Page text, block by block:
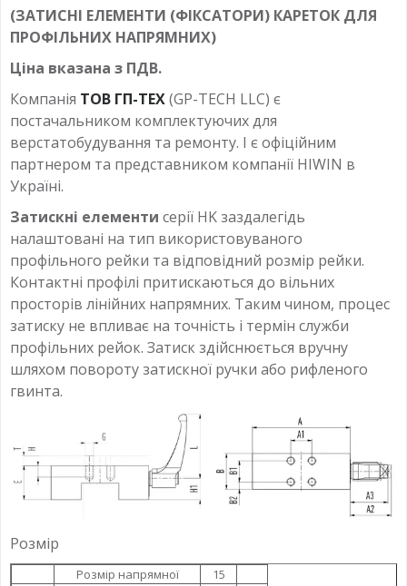
(ЗАТИСНІ ЕЛЕМЕНТИ (ФІКСАТОРИ) КАРЕТОК ДЛЯ
ПРОФІЛЬНИХ НАПРЯМНИХ)
Ціна вказана з ПДВ.
Компанія ТОВ ГП-ТЕХ(GP-TECH LLC) є
постачальником комплектуючих для
верстатобудування та ремонту. І є офіційним
партнером та представником компанії HIWIN в
Україні.
Затискні елементи серії HK заздалегідь
налаштовані на тип використовуваного
профільного рейки та відповідний розмір рейки.
Контактні профілі притискаються до вільних
просторів лінійних напрямних. Таким чином, процес
затиску не впливає на точність і термін служби
профільних рейок. Затиск здійснюється вручну
шляхом повороту затискної ручки або рифленого
гвинта.
Розмір
Розмір напрямної 15